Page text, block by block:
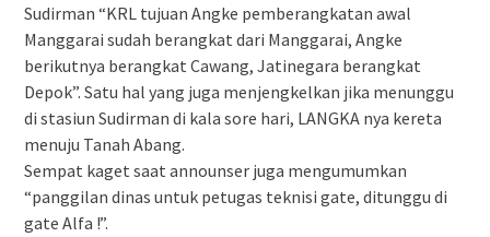
Sudirman “KRL tujuan Angke pemberangkatan awal
Manggarai sudah berangkat dari Manggarai, Angke
berikutnya berangkat Cawang, Jatinegara berangkat
Depok”. Satu hal yang juga menjengkelkan jika menunggu
di stasiun Sudirman di kala sore hari, LANGKA nya kereta
menuju Tanah Abang.
Sempat kaget saat announser juga mengumumkan
“panggilan dinas untuk petugas teknisi gate, ditunggu di
gate Alfa !”.